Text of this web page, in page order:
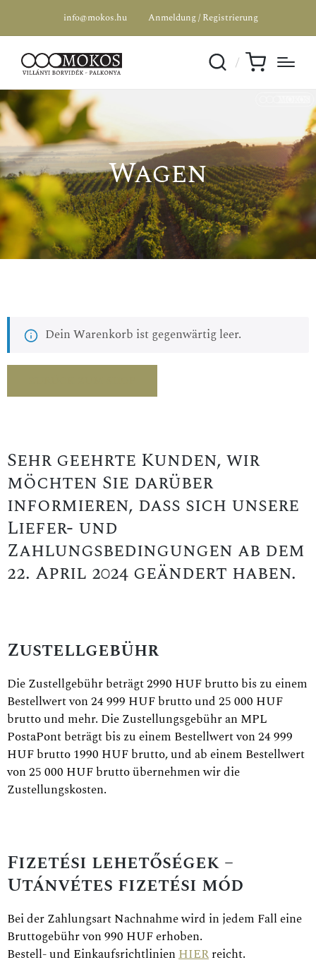
info@mokos.hu Anmeldung / Registrierung
Wagen
Dein Warenkorb ist gegenwärtig leer.
Sehr geehrte Kunden, wir
möchten Sie darüber
informieren, dass sich unsere
Liefer- und
Zahlungsbedingungen ab dem
22. April 2024 geändert haben.
Zustellgebühr
Die Zustellgebühr beträgt 2990 HUF brutto bis zu einem
Bestellwert von 24 999 HUF brutto und 25 000 HUF
brutto und mehr. Die Zustellungsgebühr an MPL
PostaPont beträgt bis zu einem Bestellwert von 24 999
HUF brutto 1990 HUF brutto, und ab einem Bestellwert
von 25 000 HUF brutto übernehmen wir die
Zustellungskosten.
Fizetési lehetőségek –
Utánvétes fizetési mód
Bei der Zahlungsart Nachnahme wird in jedem Fall eine
Bruttogebühr von 990 HUF erhoben.
Bestell- und EinkaufsrichtlinienHIERreicht.